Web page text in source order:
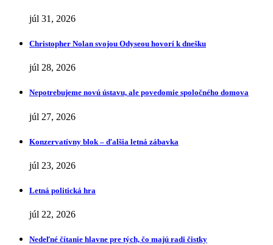
júl 31, 2026
Christopher Nolan svojou Odyseou hovorí k dnešku
júl 28, 2026
Nepotrebujeme novú ústavu, ale povedomie spoločného domova
júl 27, 2026
Konzervatívny blok – ďalšia letná zábavka
júl 23, 2026
Letná politická hra
júl 22, 2026
Nedeľné čítanie hlavne pre tých, čo majú radi čistky